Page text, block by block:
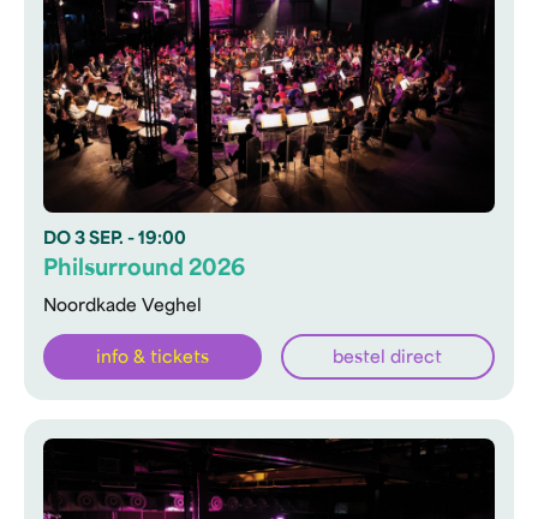
DO 3 SEP. - 19:00
Noordkade Veghel
Philsurround 2026
info & tickets bestel direct